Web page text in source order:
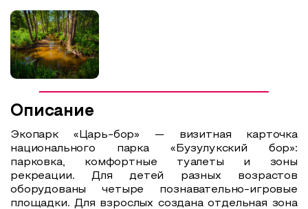
Описание
Экопарк «Царь-бор» — визитная карточка
национального парка «Бузулукский бор»:
парковка, комфортные туалеты и зоны
рекреации. Для детей разных возрастов
оборудованы четыре познавательно-игровые
площадки. Для взрослых создана отдельная зона